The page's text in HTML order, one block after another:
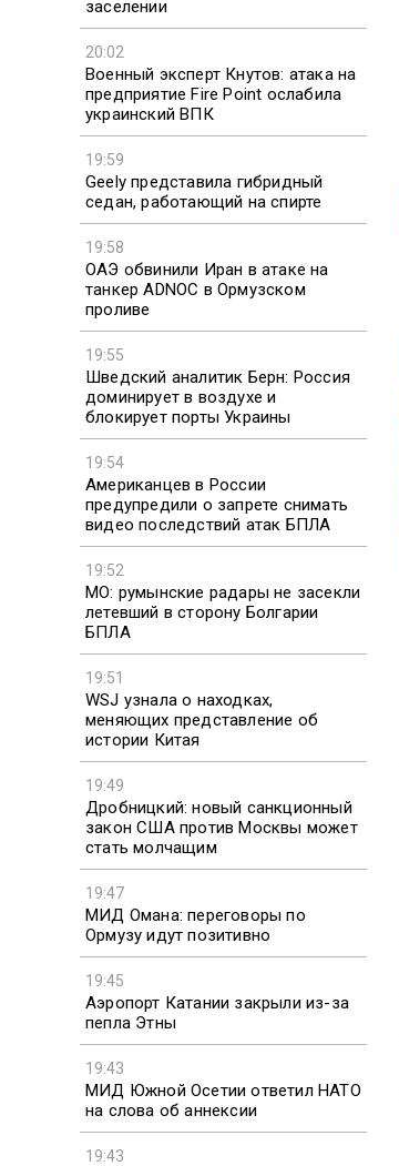
заселении
20:02
Военный эксперт Кнутов: атака на
предприятие Fire Point ослабила
украинский ВПК
19:59
Geely представила гибридный
седан, работающий на спирте
19:58
ОАЭ обвинили Иран в атаке на
танкер ADNOC в Ормузском
проливе
19:55
Шведский аналитик Берн: Россия
доминирует в воздухе и
блокирует порты Украины
19:54
Американцев в России
предупредили о запрете снимать
видео последствий атак БПЛА
19:52
МО: румынские радары не засекли
летевший в сторону Болгарии
БПЛА
19:51
WSJ узнала о находках,
меняющих представление об
истории Китая
19:49
Дробницкий: новый санкционный
закон США против Москвы может
стать молчащим
19:47
МИД Омана: переговоры по
Ормузу идут позитивно
19:45
Аэропорт Катании закрыли из-за
пепла Этны
19:43
МИД Южной Осетии ответил НАТО
на слова об аннексии
19:43